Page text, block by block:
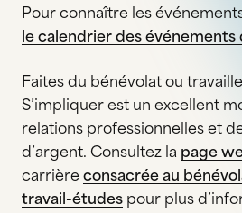
Pour connaître les
le calendrier des événements
Faites du bénévolat ou
S’impliquer est un excellent
relations professionnelles et
d’argent. Consultez la page
carrière consacrée au
travail-études pour plus